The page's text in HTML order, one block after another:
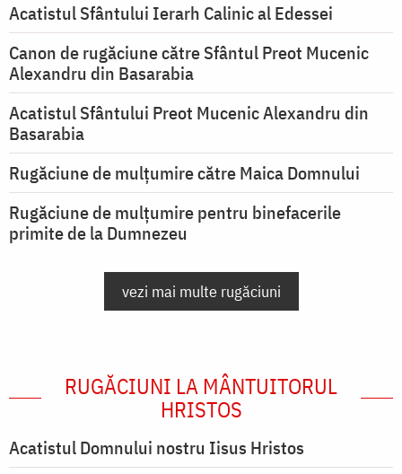
Acatistul Sfântului Ierarh Calinic al Edessei
Canon de rugăciune către Sfântul Preot Mucenic
Alexandru din Basarabia
Acatistul Sfântului Preot Mucenic Alexandru din
Basarabia
Rugăciune de mulţumire către Maica Domnului
Rugăciune de mulțumire pentru binefacerile
primite de la Dumnezeu
vezi mai multe rugăciuni
RUGĂCIUNI LA MÂNTUITORUL
HRISTOS
Acatistul Domnului nostru Iisus Hristos